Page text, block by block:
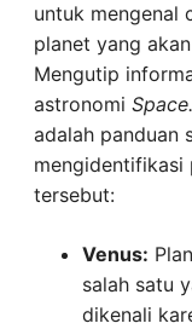
untuk mengenal
planet yang
Mengutip
astronomi
adalah panduan
mengidentifikasi
tersebut:
Venus:
salah satu
dikenali